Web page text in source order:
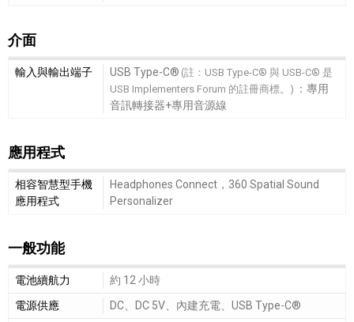
介面
介面細節敘述
輸入與輸出端子 USB Type-C® (註：USB Type-C® 與 USB-C® 是
USB Implementers Forum 的註冊商標。) ：專用
音訊轉接器+專用音源線
應用程式
應用程式細節敘述
相容智慧型手機
應用程式
Headphones Connect，360 Spatial Sound
Personalizer
一般功能
一般功能細節敘述
電池續航力
約 12 小時
電源供應
DC、DC 5V、內建充電、USB Type-C®